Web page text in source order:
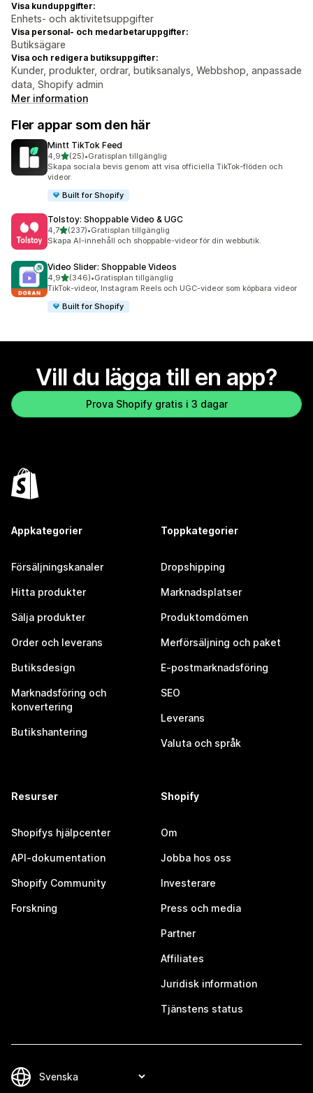
Visa kunduppgifter:
Enhets- och aktivitetsuppgifter
Visa personal- och medarbetaruppgifter:
Butiksägare
Visa och redigera butiksuppgifter:
Kunder, produkter, ordrar, butiksanalys, Webbshop, anpassade
data, Shopify admin
Mer information
Fler appar som den här
Mintt TikTok Feed
4,9av 5 stjärnor
(25)
25 recensioner totalt
•Gratisplan tillgänglig
Skapa sociala bevis genom att visa officiella TikTok-flöden och
videor.
Built for Shopify
Tolstoy: Shoppable Video & UGC
4,7av 5 stjärnor
(237)
237 recensioner totalt
•Gratisplan tillgänglig
Skapa AI-innehåll och shoppable-videor för din webbutik.
Video Slider: Shoppable Videos
4,9av 5 stjärnor
(346)
346 recensioner totalt
•Gratisplan tillgänglig
TikTok-videor, Instagram Reels och UGC-videor som köpbara videor
Built for Shopify
Vill du lägga till en app?
Prova Shopify gratis i 3 dagar
Appkategorier
Försäljningskanaler
Hitta produkter
Sälja produkter
Order och leverans
Butiksdesign
Marknadsföring och
konvertering
Butikshantering
Toppkategorier
Dropshipping
Marknadsplatser
Produktomdömen
Merförsäljning och paket
E-postmarknadsföring
SEO
Leverans
Valuta och språk
Resurser
Shopifys hjälpcenter
API-dokumentation
Shopify Community
Forskning
Shopify
Om
Jobba hos oss
Investerare
Press och media
Partner
Affiliates
Juridisk information
Tjänstens status